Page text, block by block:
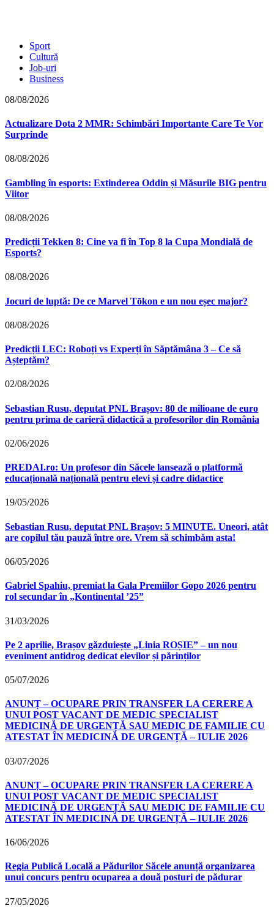
Sport
Cultură
Job-uri
Business
08/08/2026
Actualizare Dota 2 MMR: Schimbări Importante Care Te Vor
Surprinde
08/08/2026
Gambling în esports: Extinderea Oddin și Măsurile BIG pentru
Viitor
08/08/2026
Predicții Tekken 8: Cine va fi în Top 8 la Cupa Mondială de
Esports?
08/08/2026
Jocuri de luptă: De ce Marvel Tōkon e un nou eșec major?
08/08/2026
Predicții LEC: Roboți vs Experți în Săptămâna 3 – Ce să
Așteptăm?
02/08/2026
Sebastian Rusu, deputat PNL Brașov: 80 de milioane de euro
pentru prima de carieră didactică a profesorilor din România
02/06/2026
PREDAI.ro: Un profesor din Săcele lansează o platformă
educațională națională pentru elevi și cadre didactice
19/05/2026
Sebastian Rusu, deputat PNL Brașov: 5 MINUTE. Uneori, atât
are copilul tău pauză între ore. Vrem să schimbăm asta!
06/05/2026
Gabriel Spahiu, premiat la Gala Premiilor Gopo 2026 pentru
rol secundar în „Kontinental ’25”
31/03/2026
Pe 2 aprilie, Brașov găzduiește „Linia ROȘIE” – un nou
eveniment antidrog dedicat elevilor și părinților
05/07/2026
ANUNȚ – OCUPARE PRIN TRANSFER LA CERERE A
UNUI POST VACANT DE MEDIC SPECIALIST
MEDICINĂ DE URGENȚĂ SAU MEDIC DE FAMILIE CU
ATESTAT ÎN MEDICINĂ DE URGENȚĂ – IULIE 2026
03/07/2026
ANUNȚ – OCUPARE PRIN TRANSFER LA CERERE A
UNUI POST VACANT DE MEDIC SPECIALIST
MEDICINĂ DE URGENȚĂ SAU MEDIC DE FAMILIE CU
ATESTAT ÎN MEDICINĂ DE URGENȚĂ – IULIE 2026
16/06/2026
Regia Publică Locală a Pădurilor Săcele anunță organizarea
unui concurs pentru ocuparea a două posturi de pădurar
27/05/2026